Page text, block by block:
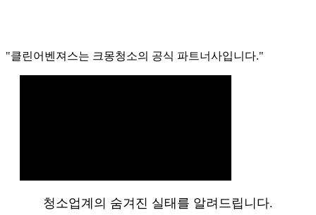
"클린어벤져스는 크몽청소의 공식 파트너사입니다."
청소업계의 숨겨진 실태를 알려드립니다.